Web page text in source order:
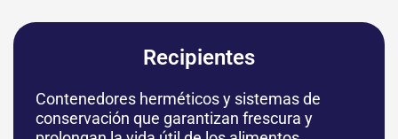
Recipientes
Contenedores herméticos y sistemas de
conservación que garantizan frescura y